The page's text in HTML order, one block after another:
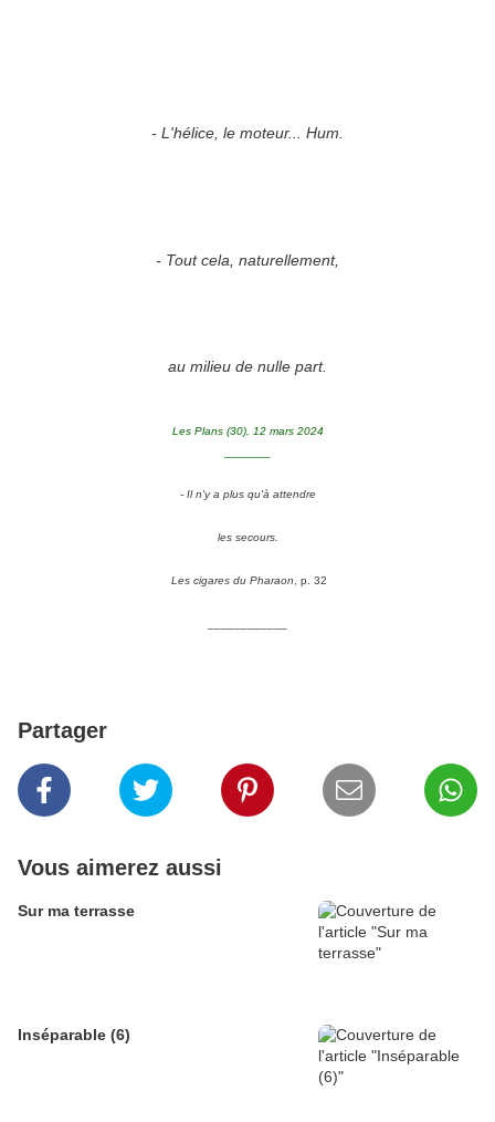
- L'hélice, le moteur... Hum.
- Tout cela, naturellement,
au milieu de nulle part.
Les Plans (30), 12 mars 2024
- Il n'y a plus qu'à attendre
les secours.
Les cigares du Pharaon , p. 32
Partager
Vous aimerez aussi
Sur ma terrasse
Inséparable (6)